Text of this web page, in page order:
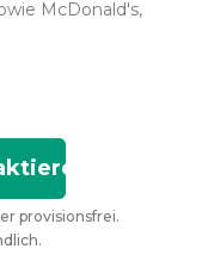
McDonald's,
provisionsfrei.